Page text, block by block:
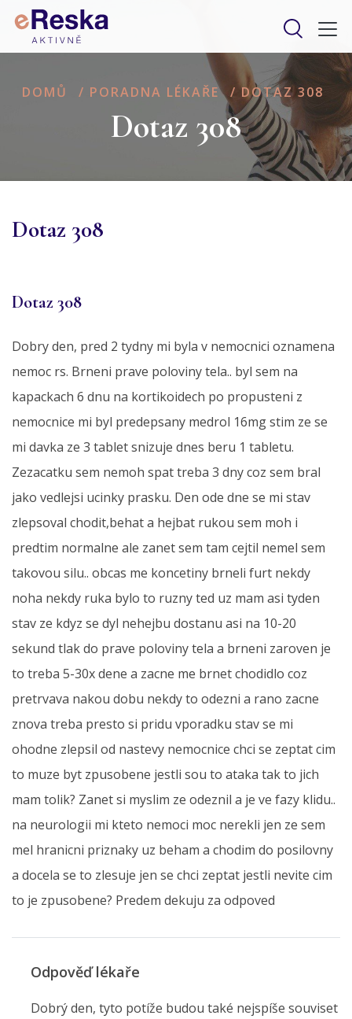
DOMŮ / PORADNA LÉKAŘE / DOTAZ 308
Dotaz 308
Dotaz 308
Dotaz 308
Dobry den, pred 2 tydny mi byla v nemocnici oznamena
nemoc rs. Brneni prave poloviny tela.. byl sem na
kapackach 6 dnu na kortikoidech po propusteni z
nemocnice mi byl predepsany medrol 16mg stim ze se
mi davka ze 3 tablet snizuje dnes beru 1 tabletu.
Zezacatku sem nemoh spat treba 3 dny coz sem bral
jako vedlejsi ucinky prasku. Den ode dne se mi stav
zlepsoval chodit,behat a hejbat rukou sem moh i
predtim normalne ale zanet sem tam cejtil nemel sem
takovou silu.. obcas me koncetiny brneli furt nekdy
noha nekdy ruka bylo to ruzny ted uz mam asi tyden
stav ze kdyz se dyl nehejbu dostanu asi na 10-20
sekund tlak do prave poloviny tela a brneni zaroven je
to treba 5-30x dene a zacne me brnet chodidlo coz
pretrvava nakou dobu nekdy to odezni a rano zacne
znova treba presto si pridu vporadku stav se mi
ohodne zlepsil od nastevy nemocnice chci se zeptat cim
to muze byt zpusobene jestli sou to ataka tak to jich
mam tolik? Zanet si myslim ze odeznil a je ve fazy klidu..
na neurologii mi kteto nemoci moc nerekli jen ze sem
mel hranicni priznaky uz beham a chodim do posilovny
a docela se to zlesuje jen se chci zeptat jestli nevite cim
to je zpusobene? Predem dekuju za odpoved
Odpověď lékaře
Dobrý den, tyto potíže budou také nejspíše souviset